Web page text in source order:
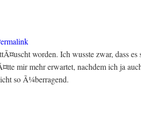
worden. Ich wusste zwar, dass
mir mehr erwartet, nachdem ich ja
so Ã¼berragend.